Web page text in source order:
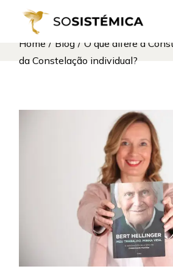
content
Home Blog
O que difere a
da Constelação individual?